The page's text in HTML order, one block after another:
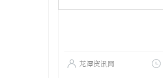
龙潭资讯网